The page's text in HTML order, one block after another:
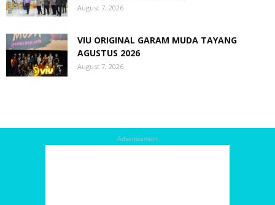
August 7, 2026
VIU ORIGINAL GARAM MUDA TAYANG
AGUSTUS 2026
August 7, 2026
Advertisement